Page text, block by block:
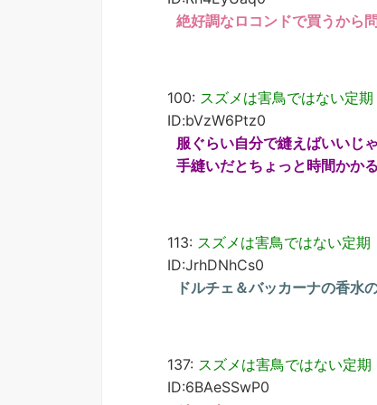
絶好調なロコンドで買うから
100: スズメは害鳥ではない定期
ID:bVzW6Ptz0
服ぐらい自分で縫えばいいじ
手縫いだとちょっと時間かか
113: スズメは害鳥ではない定期
ID:JrhDNhCs0
ドルチェ＆バッカーナの香水
137: スズメは害鳥ではない定期
ID:6BAeSSwP0